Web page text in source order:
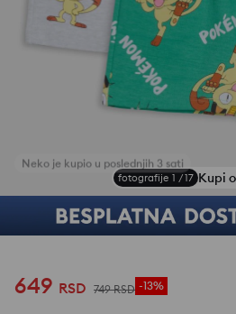
fotografije 1 /17 Kupi
649 RSD 749 RSD -13%